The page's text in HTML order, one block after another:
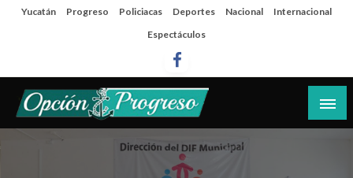
SaltaYucatán Progreso Policiacas Deportes Nacional
Internacional
Espectáculos
Opción Progreso
Las noticias del día a día del puerto